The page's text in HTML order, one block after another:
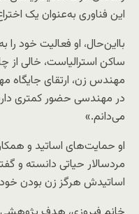
این فناوری به‌عنوان یک
بااین‌حال، او فعالیت خود
ساکن استرالیاست، خالی
مهندس زن، ارتقای جایگاه
در مهندسی حضور کمتری
می‌دانم.»
او حمایت‌های اساتید و
مردسالار حیاتی دانسته و
اساتیدش هرگز زن بودن